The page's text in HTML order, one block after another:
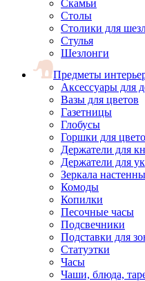
Скамьи
Столы
Столики для
Стулья
Шезлонги
Предметы
Аксессуары для
Вазы для цветов
Газетницы
Глобусы
Горшки для
Держатели для
Держатели для
Зеркала
Комоды
Копилки
Песочные часы
Подсвечники
Подставки для
Статуэтки
Часы
Чаши, блюда,